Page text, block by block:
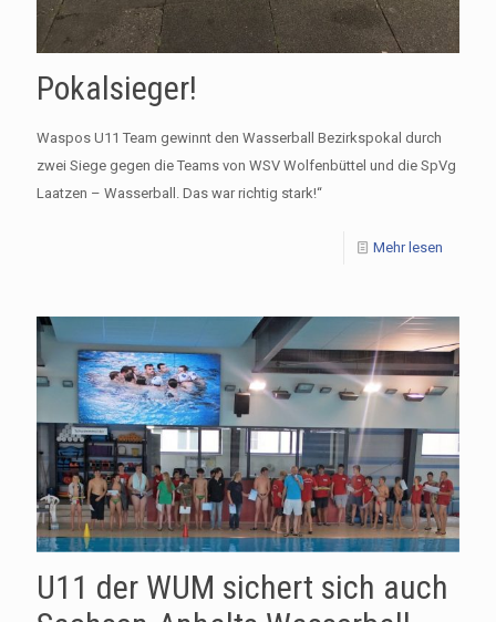
Pokalsieger!
Waspos U11 Team gewinnt den Wasserball Bezirkspokal durch
zwei Siege gegen die Teams von WSV Wolfenbüttel und die SpVg
Laatzen – Wasserball. Das war richtig stark!“
Mehr lesen
U11 der WUM sichert sich auch